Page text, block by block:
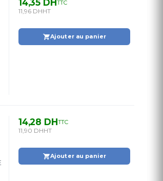
14,35 DHTTC
11,96 DHHT
Ajouter au panier
14,28 DHTTC
11,90 DHHT
Ajouter au panier